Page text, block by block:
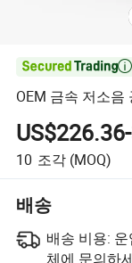

OEM 금속 저소음
10 조각 (MOQ)
배송
배송 비용:
체에 문의하